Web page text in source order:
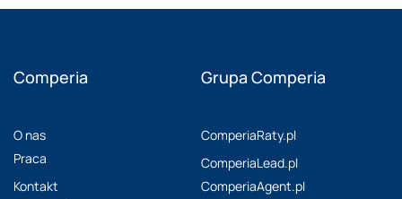
Comperia
O nas
Praca
Kontakt
Grupa Comperia
ComperiaRaty.pl
ComperiaLead.pl
ComperiaAgent.pl